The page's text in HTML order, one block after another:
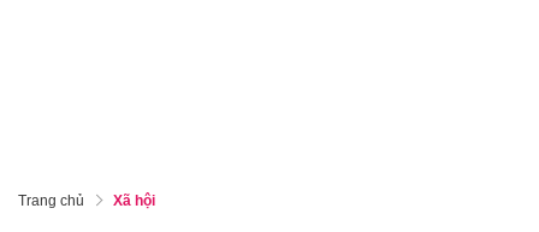
Trang chủ Xã hội